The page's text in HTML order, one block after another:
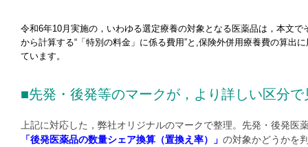
令和6年10月実施の，いわゆる選定療養の対象となる医薬品は，本文
から計算する“「特別の料金」に係る費用”と,保険外併用療養費の算出
ています。
■先発・後発等のマークが，より詳しい区分
上記に対応した，弊社オリジナルのマークで整理。先発・後発
「後発医薬品の数量シェア換算（置換え率）」 の対象かどうかを